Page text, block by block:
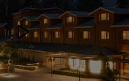
العلامات التجارية التابعة في الصين